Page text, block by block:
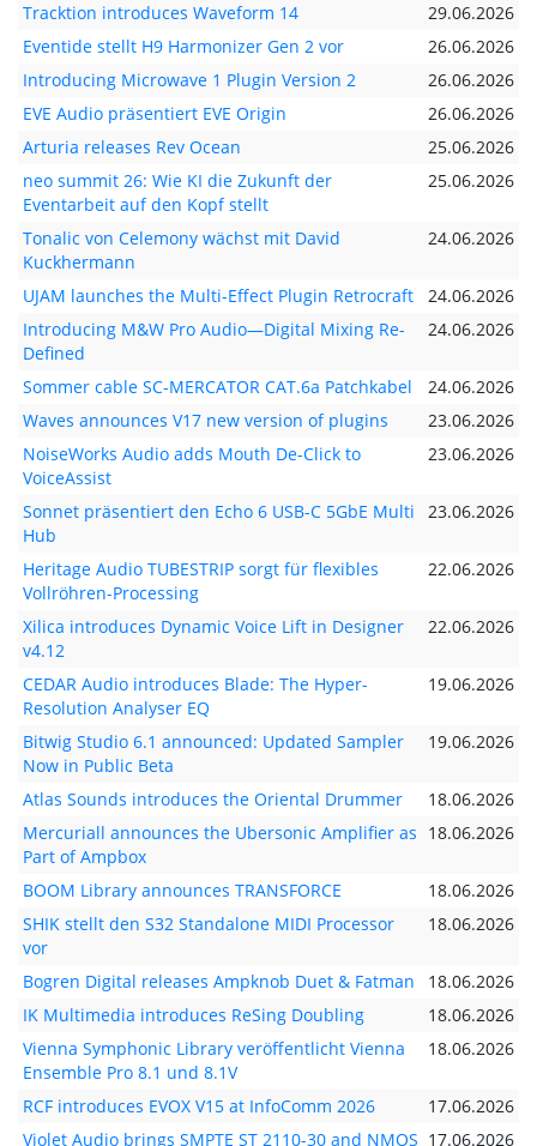
Tracktion introduces Waveform 14
29.06.2026
Eventide stellt H9 Harmonizer Gen 2 vor
26.06.2026
Introducing Microwave 1 Plugin Version 2
26.06.2026
EVE Audio präsentiert EVE Origin
26.06.2026
Arturia releases Rev Ocean
25.06.2026
neo summit 26: Wie KI die Zukunft der
Eventarbeit auf den Kopf stellt
25.06.2026
Tonalic von Celemony wächst mit David
Kuckhermann
24.06.2026
UJAM launches the Multi-Effect Plugin Retrocraft
24.06.2026
Introducing M&W Pro Audio—Digital Mixing Re-
Defined
24.06.2026
Sommer cable SC-MERCATOR CAT.6a Patchkabel
24.06.2026
Waves announces V17 new version of plugins
23.06.2026
NoiseWorks Audio adds Mouth De-Click to
VoiceAssist
23.06.2026
Sonnet präsentiert den Echo 6 USB-C 5GbE Multi
Hub
23.06.2026
Heritage Audio TUBESTRIP sorgt für flexibles
Vollröhren-Processing
22.06.2026
Xilica introduces Dynamic Voice Lift in Designer
v4.12
22.06.2026
CEDAR Audio introduces Blade: The Hyper-
Resolution Analyser EQ
19.06.2026
Bitwig Studio 6.1 announced: Updated Sampler
Now in Public Beta
19.06.2026
Atlas Sounds introduces the Oriental Drummer
18.06.2026
Mercuriall announces the Ubersonic Amplifier as
Part of Ampbox
18.06.2026
BOOM Library announces TRANSFORCE
18.06.2026
SHIK stellt den S32 Standalone MIDI Processor
vor
18.06.2026
Bogren Digital releases Ampknob Duet & Fatman
18.06.2026
IK Multimedia introduces ReSing Doubling
18.06.2026
Vienna Symphonic Library veröffentlicht Vienna
Ensemble Pro 8.1 und 8.1V
18.06.2026
RCF introduces EVOX V15 at InfoComm 2026
17.06.2026
Violet Audio brings SMPTE ST 2110-30 and NMOS 17.06.2026